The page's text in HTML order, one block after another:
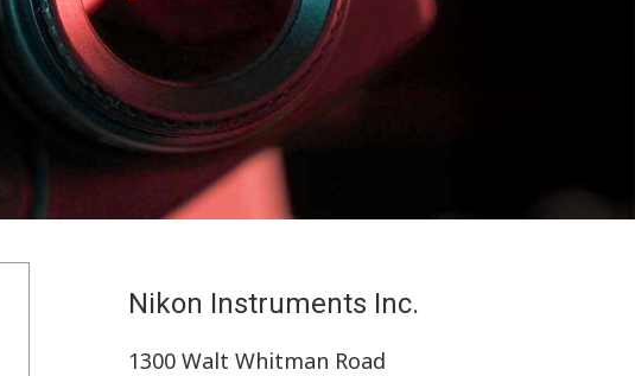
Nikon Instruments Inc.
1300 Walt Whitman Road